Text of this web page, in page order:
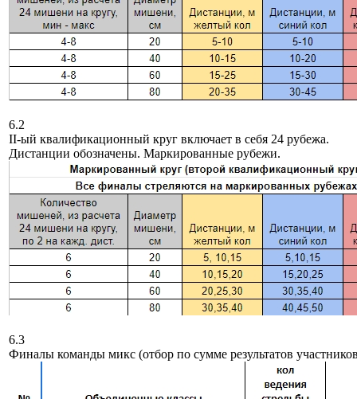
6.2
II-ый квалификационный круг включает в себя 24 рубежа.
Дистанции обозначены. Маркированные рубежи.
6.3
Финалы команды микс (отбор по сумме результатов